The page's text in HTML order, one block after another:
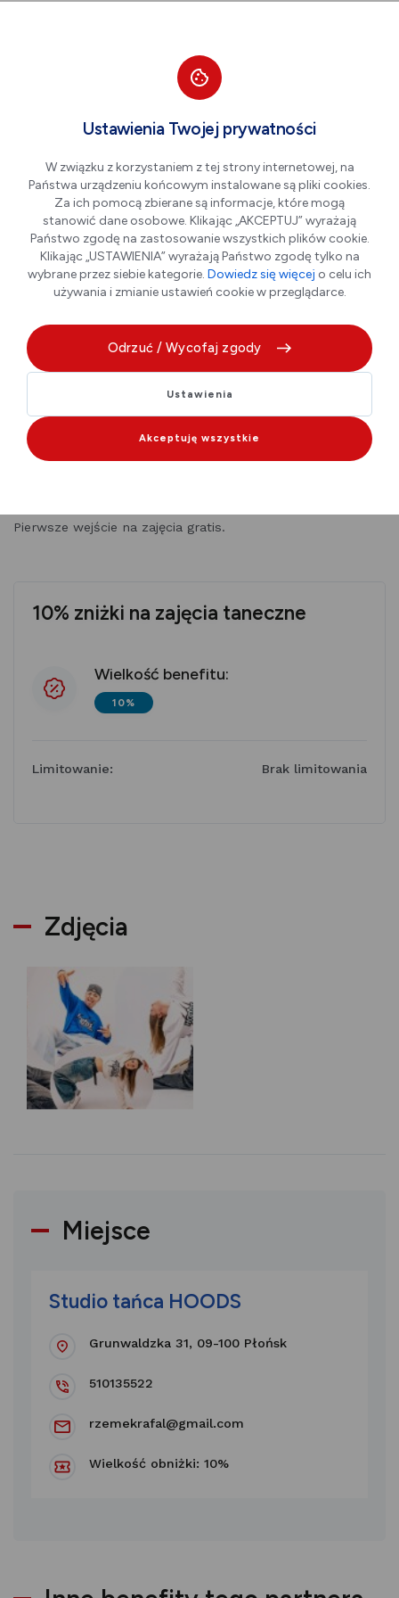
10% zniżki na zajęcia
taneczne
Studio Tańca Hoods w Płońsku dołącza do programu
Karty Mieszkańca, oferując 10% zniżki na zajęcia taneczne.
To świetna okazja, by rozwijać swoje umiejętności
Pierwsze wejście na zajęcia gratis.
10% zniżki na zajęcia taneczne
Wielkość benefitu:
10%
Limitowanie: Brak limitowania
Zdjęcia
Miejsce
Studio tańca HOODS
Grunwaldzka 31, 09-100 Płońsk
510135522
rzemekrafal@gmail.com
Wielkość obniżki: 10%
Ustawienia Twojej prywatności
W związku z korzystaniem z tej strony internetowej, na
Państwa urządzeniu końcowym instalowane są pliki cookies.
Za ich pomocą zbierane są informacje, które mogą
stanowić dane osobowe. Klikając „AKCEPTUJ” wyrażają
Państwo zgodę na zastosowanie wszystkich plików cookie.
Klikając „USTAWIENIA” wyrażają Państwo zgodę tylko na
wybrane przez siebie kategorie. Dowiedz się więcej o celu ich
używania i zmianie ustawień cookie w przeglądarce.
Odrzuć / Wycofaj zgody
Ustawienia
Akceptuję wszystkie